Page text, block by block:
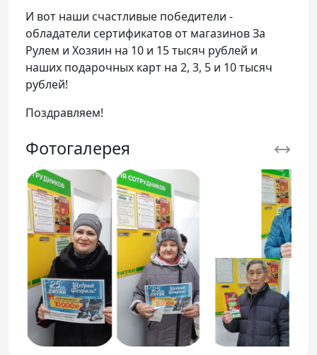
И вот наши счастливые победители -
обладатели сертификатов от магазинов За
Рулем и Хозяин на 10 и 15 тысяч рублей и
наших подарочных карт на 2, 3, 5 и 10 тысяч
рублей!
Поздравляем!
Фотогалерея